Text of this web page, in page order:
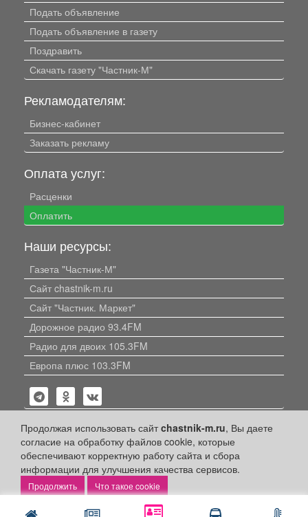
Продолжая использовать сайтchastnik-m.ru, Вы даете
согласие на обработку файлов cookie, которые
обеспечивают корректную работу сайта и сбора
информации для улучшения качества сервисов.
Что такое cookie
Подать объявление
Подать объявление в газету
Поздравить
Скачать газету "Частник-М"
Рекламодателям:
Бизнес-кабинет
Заказать рекламу
Оплата услуг:
Расценки
Оплатить
Наши ресурсы:
Газета "Частник-М"
Сайт chastnik-m.ru
Сайт "Частник. Маркет"
Дорожное радио 93.4FM
Радио для двоих 105.3FM
Европа плюс 103.3FM
Политика конфиденциальности
Публикации с пометкой «Реклама», «На правах рекламы»,
«Партнёрский проект» оплачены рекламодателем.
Редакция сайта не несет ответственности за достоверность
информации, содержащейся в рекламных материалах и